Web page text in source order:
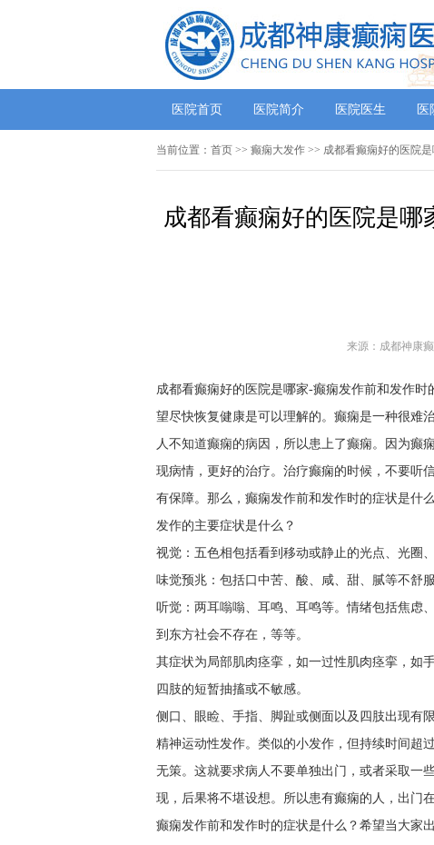
医院首页 医院简介 医院医生 医
当前位置： 首页 >> 癫痫大发作 >> 成都看癫痫好的医院
成都看癫痫好的医院是
来源：成都神康
成都看癫痫好的医院是哪家-癫痫发作前和发作
望尽快恢复健康是可以理解的。癫痫是一种很难
人不知道癫痫的病因，所以患上了癫痫。因为癫
现病情，更好的治疗。治疗癫痫的时候，不要听
有保障。那么，癫痫发作前和发作时的症状是什
发作的主要症状是什么？
视觉：五色相包括看到移动或静止的光点、光圈
味觉预兆：包括口中苦、酸、咸、甜、腻等不舒
听觉：两耳嗡嗡、耳鸣、耳鸣等。情绪包括焦虑
到东方社会不存在，等等。
其症状为局部肌肉痉挛，如一过性肌肉痉挛，如
四肢的短暂抽搐或不敏感。
侧口、眼睑、手指、脚趾或侧面以及四肢出现有
精神运动性发作。类似的小发作，但持续时间超
无策。这就要求病人不要单独出门，或者采取一
现，后果将不堪设想。所以患有癫痫的人，出门
癫痫发作前和发作时的症状是什么？希望当大家